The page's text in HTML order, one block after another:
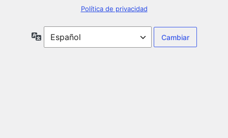
Política de privacidad
Idioma